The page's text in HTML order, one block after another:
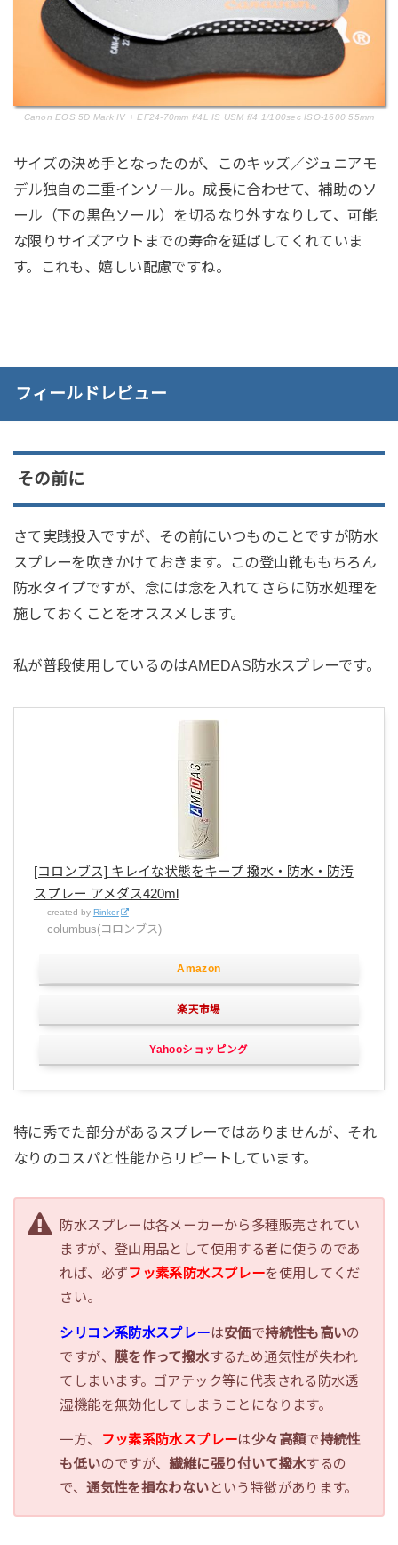
Canon EOS 5D Mark IV + EF24-70mm f/4L IS USM f/4 1/100sec ISO-1600 55mm
サイズの決め手となったのが、このキッズ／ジュニアモ
デル独自の二重インソール。成長に合わせて、補助のソ
ール（下の黒色ソール）を切るなり外すなりして、可能
な限りサイズアウトまでの寿命を延ばしてくれていま
す。これも、嬉しい配慮ですね。
フィールドレビュー
その前に
さて実践投入ですが、その前にいつものことですが防水
スプレーを吹きかけておきます。この登山靴ももちろん
防水タイプですが、念には念を入れてさらに防水処理を
施しておくことをオススメします。
私が普段使用しているのはAMEDAS防水スプレーです。
[コロンブス] キレイな状態をキープ 撥水・防水・防汚
スプレー アメダス420ml
created by Rinker
columbus(コロンブス)
Amazon
楽天市場
Yahooショッピング
特に秀でた部分があるスプレーではありませんが、それ
なりのコスパと性能からリピートしています。
防水スプレーは各メーカーから多種販売されてい
ますが、登山用品として使用する者に使うのであ
れば、必ずフッ素系防水スプレーを使用してくだ
さい。
シリコン系防水スプレーは安価で持続性も高いの
ですが、 膜を作って撥水するため通気性が失われ
てしまいます。ゴアテック等に代表される防水透
湿機能を無効化してしまうことになります。
一方、 フッ素系防水スプレーは少々高額で持続性
も低いのですが、 繊維に張り付いて撥水するの
で、通気性を損なわない という特徴があります。